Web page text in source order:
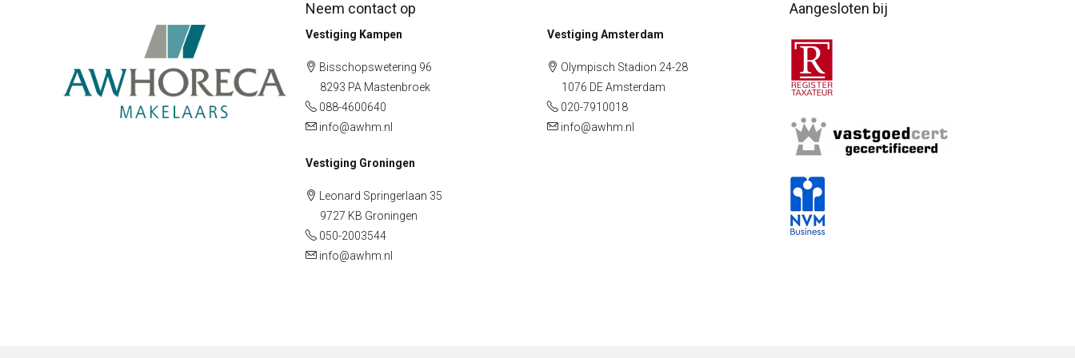
Neem contact op
Vestiging Kampen
Bisschopswetering 96
8293 PA Mastenbroek
088-4600640
info@awhm.nl
Vestiging Groningen
Leonard Springerlaan 35
9727 KB Groningen
050-2003544
info@awhm.nl
Vestiging Amsterdam
Olympisch Stadion 24-28
1076 DE Amsterdam
020-7910018
info@awhm.nl
Aangesloten bij